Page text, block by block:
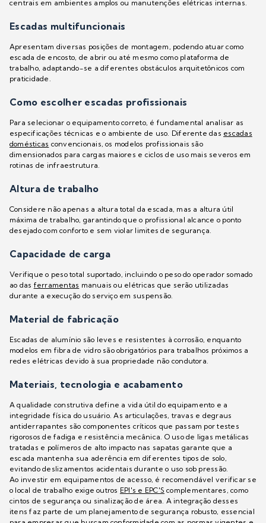
centrais em ambientes amplos ou manutenções elétricas internas.
Escadas multifuncionais
Apresentam diversas posições de montagem, podendo atuar como
escada de encosto, de abrir ou até mesmo como plataforma de
trabalho, adaptando-se a diferentes obstáculos arquitetônicos com
praticidade.
Como escolher escadas profissionais
Para selecionar o equipamento correto, é fundamental analisar as
especificações técnicas e o ambiente de uso. Diferente das escadas
domésticas convencionais, os modelos profissionais são
dimensionados para cargas maiores e ciclos de uso mais severos em
rotinas de infraestrutura.
Altura de trabalho
Considere não apenas a altura total da escada, mas a altura útil
máxima de trabalho, garantindo que o profissional alcance o ponto
desejado com conforto e sem violar limites de segurança.
Capacidade de carga
Verifique o peso total suportado, incluindo o peso do operador somado
ao das ferramentas manuais ou elétricas que serão utilizadas
durante a execução do serviço em suspensão.
Material de fabricação
Escadas de alumínio são leves e resistentes à corrosão, enquanto
modelos em fibra de vidro são obrigatórios para trabalhos próximos a
redes elétricas devido à sua propriedade não condutora.
Materiais, tecnologia e acabamento
A qualidade construtiva define a vida útil do equipamento e a
integridade física do usuário. As articulações, travas e degraus
antiderrapantes são componentes críticos que passam por testes
rigorosos de fadiga e resistência mecânica. O uso de ligas metálicas
tratadas e polímeros de alto impacto nas sapatas garante que a
escada mantenha sua aderência em diferentes tipos de solo,
evitando deslizamentos acidentais durante o uso sob pressão.
Ao investir em equipamentos de acesso, é recomendável verificar se
o local de trabalho exige outros EPI's e EPC'S complementares, como
cintos de segurança ou sinalização de área. A integração desses
itens faz parte de um planejamento de segurança robusto, essencial